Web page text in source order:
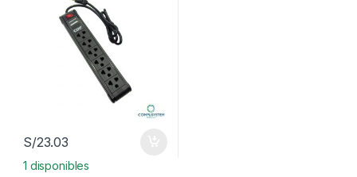
S/23.03
1 disponibles